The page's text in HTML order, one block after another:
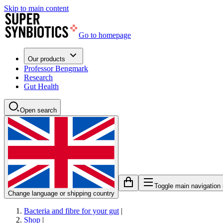
Skip to main content
Go to homepage
Our products
Professor Bengmark
Research
Gut Health
Open search
Change language or shipping country
Toggle main navigation
Bacteria and fibre for your gut |
Shop |